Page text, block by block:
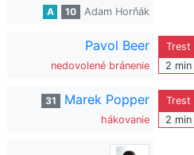
A 10 Adam Horňák
Pavol Beer
nedovolené bránenie
Trest
2 min
31 Marek Popper
hákovanie
Trest
2 min